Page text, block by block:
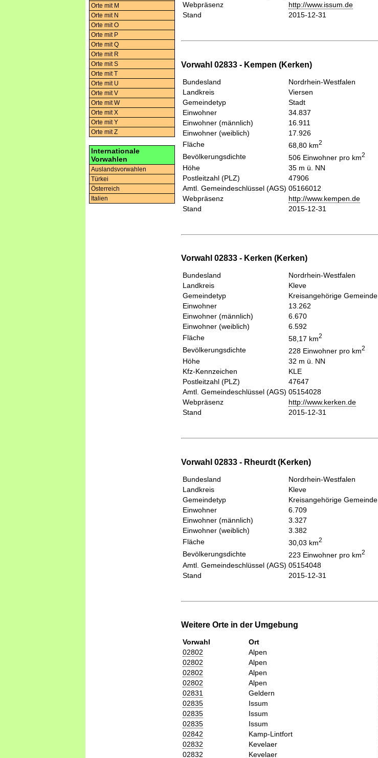
Orte mit M
Orte mit N
Orte mit O
Orte mit P
Orte mit Q
Orte mit R
Orte mit S
Orte mit T
Orte mit U
Orte mit V
Orte mit W
Orte mit X
Orte mit Y
Orte mit Z
Internationale
Vorwahlen
Auslandsvorwahlen
Türkei
Österreich
Italien
Webpräsenz
http://www.issum.de
Stand
2015-12-31
Vorwahl 02833 - Kempen (Kerken)
Bundesland
Nordrhein-Westfalen
Landkreis
Viersen
Gemeindetyp
Stadt
Einwohner
34.837
Einwohner (männlich)
16.911
Einwohner (weiblich)
17.926
Fläche
68,80 km2
Bevölkerungsdichte 506 Einwohner pro km2
Höhe
35 m ü. NN
Postleitzahl (PLZ)
47906
Amtl. Gemeindeschlüssel (AGS) 05166012
Webpräsenz
http://www.kempen.de
Stand
2015-12-31
Vorwahl 02833 - Kerken (Kerken)
Bundesland
Nordrhein-Westfalen
Landkreis
Kleve
Gemeindetyp
Kreisangehörige Gemeinde
Einwohner
13.262
Einwohner (männlich)
6.670
Einwohner (weiblich)
6.592
Fläche
58,17 km2
Bevölkerungsdichte 228 Einwohner pro km2
Höhe
32 m ü. NN
Kfz-Kennzeichen
KLE
Postleitzahl (PLZ)
47647
Amtl. Gemeindeschlüssel (AGS) 05154028
Webpräsenz
http://www.kerken.de
Stand
2015-12-31
Vorwahl 02833 - Rheurdt (Kerken)
Bundesland
Nordrhein-Westfalen
Landkreis
Kleve
Gemeindetyp
Kreisangehörige Gemeinde
Einwohner
6.709
Einwohner (männlich)
3.327
Einwohner (weiblich)
3.382
Fläche
30,03 km2
Bevölkerungsdichte 223 Einwohner pro km2
Amtl. Gemeindeschlüssel (AGS) 05154048
Stand
2015-12-31
Weitere Orte in der Umgebung
Vorwahl Ort
02802
Alpen
02802
Alpen
02802
Alpen
02802
Alpen
02831
Geldern
02835
Issum
02835
Issum
02835
Issum
02842
Kamp-Lintfort
02832
Kevelaer
02832
Kevelaer